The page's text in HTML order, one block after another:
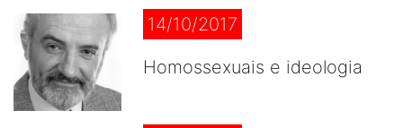
14/10/2017
Homossexuais e ideologia